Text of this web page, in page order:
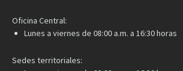
Oficina Central:
Lunes a viernes de 08:00 a.m. a 16:30 horas
Sedes territoriales: